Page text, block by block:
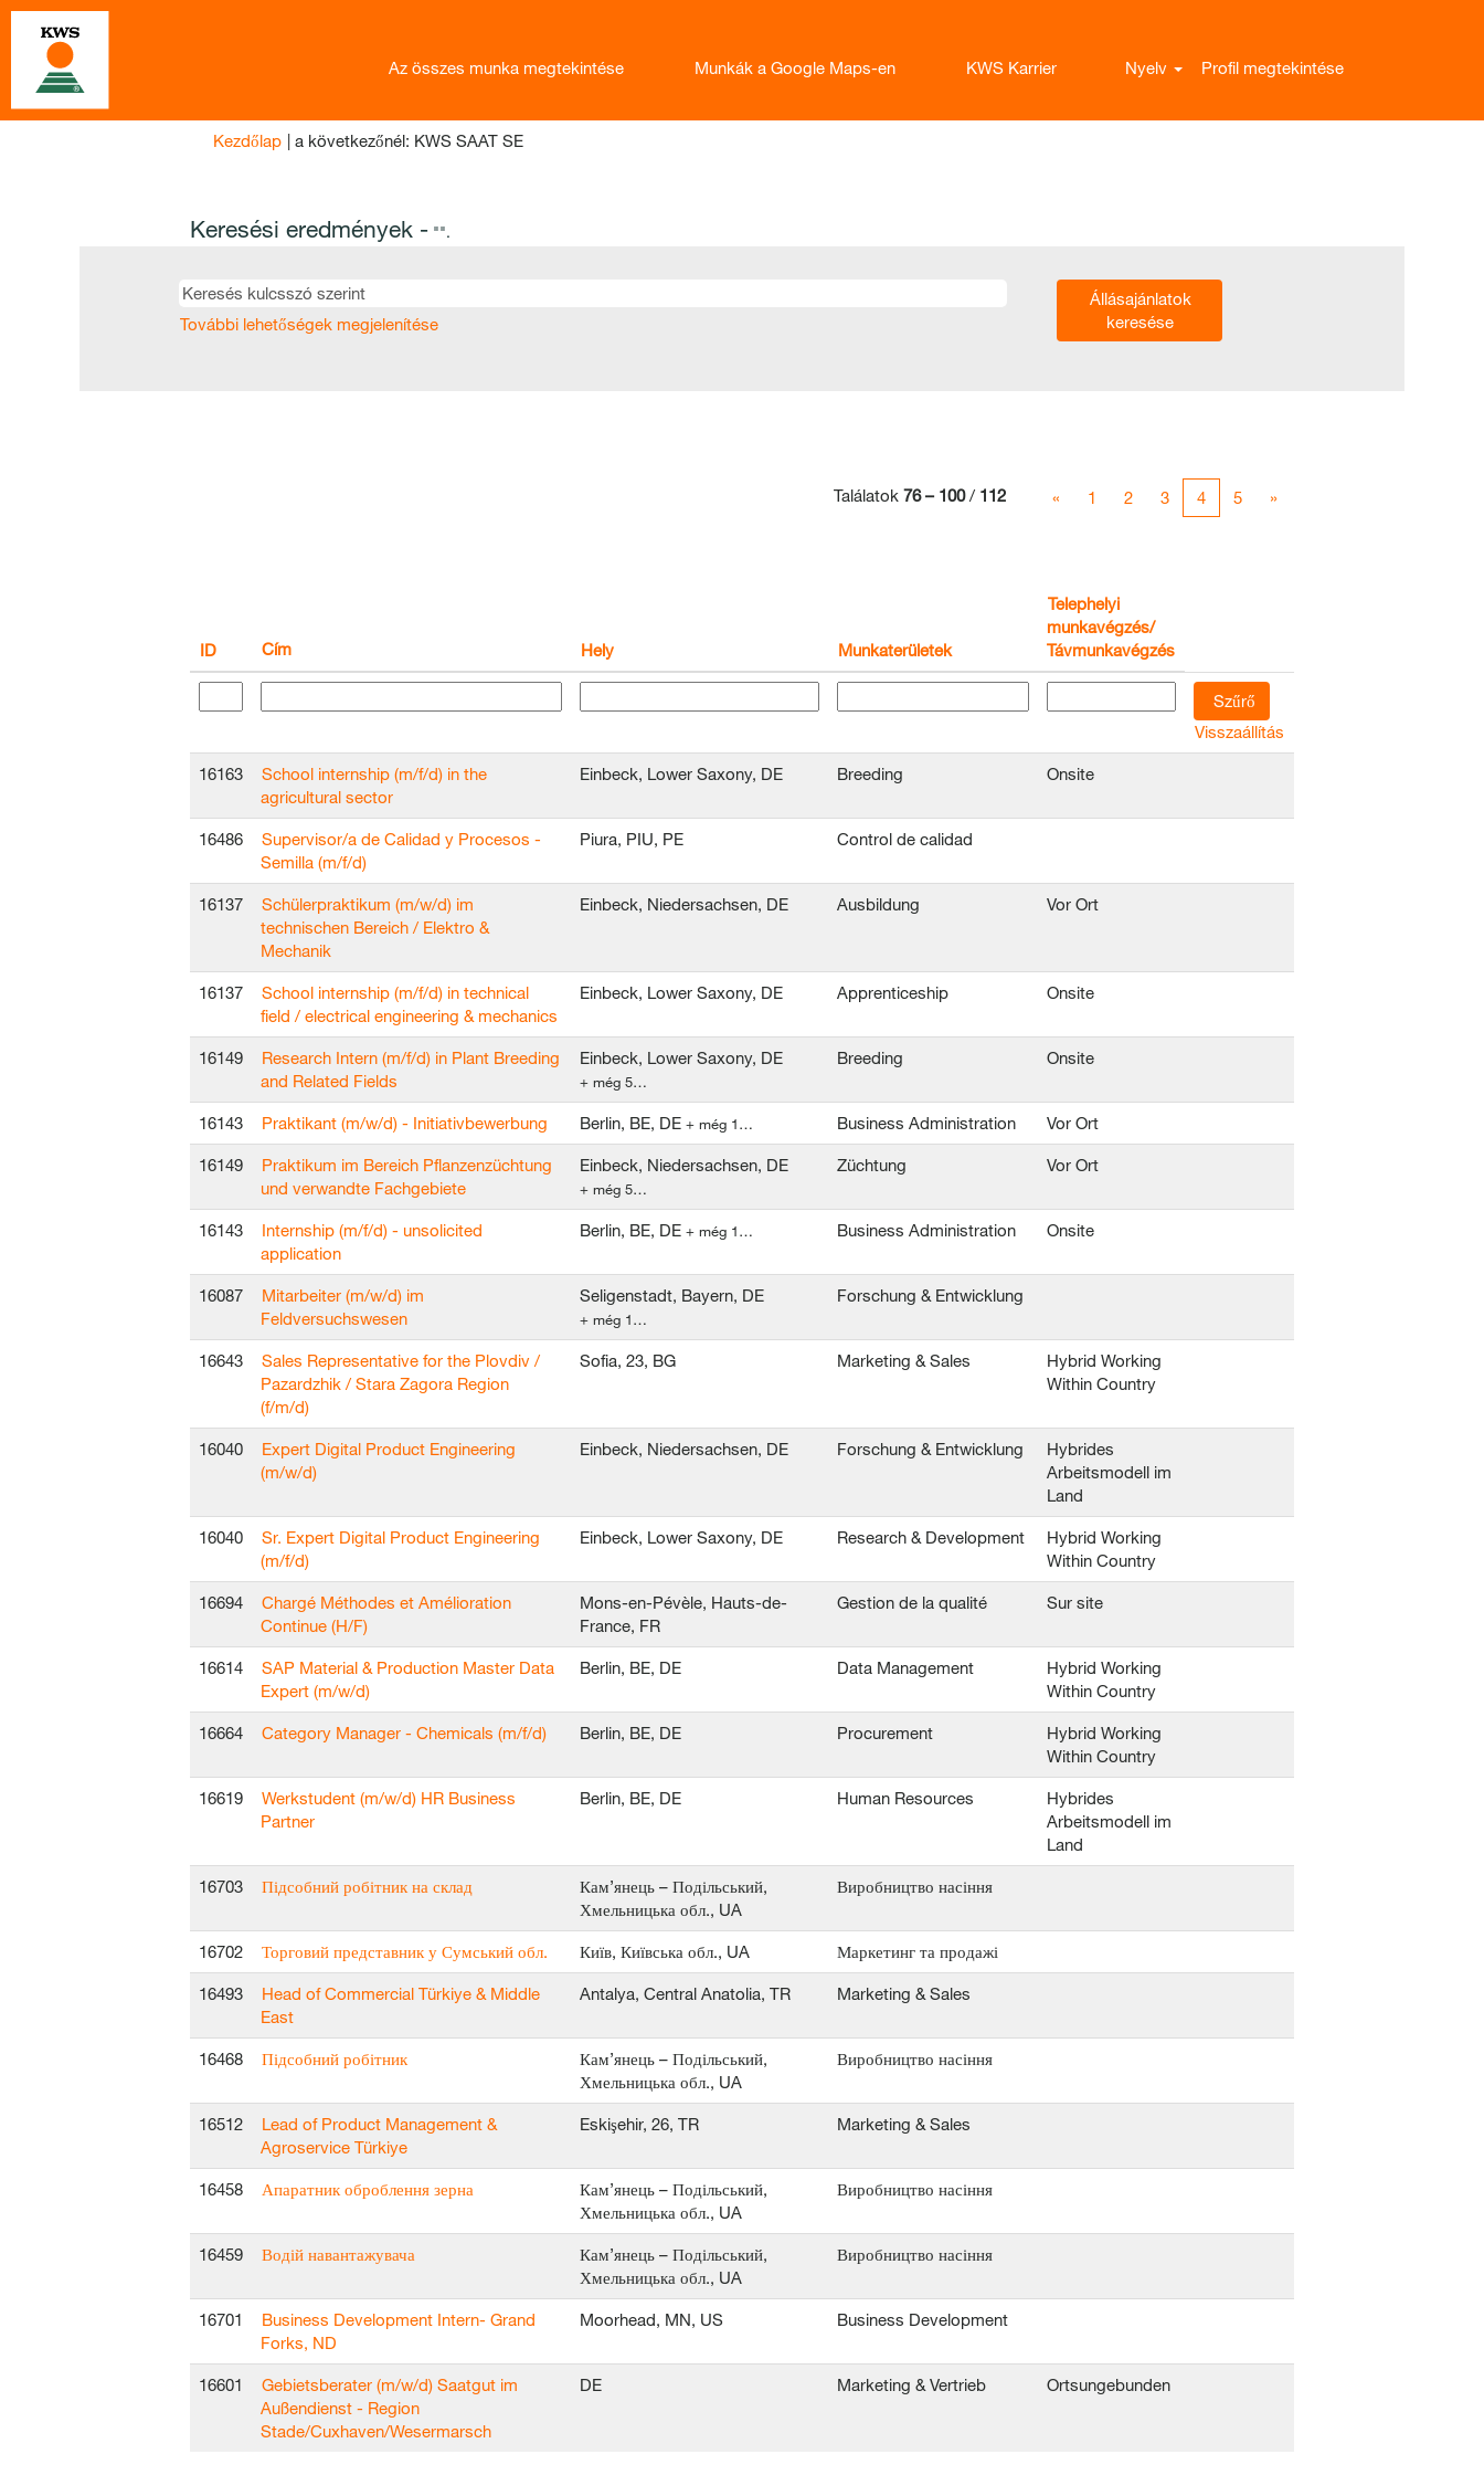
Az összes munka megtekintése Munkák a Google Maps-en KWS Karrier Nyelv Profil megtekintése
Kezdőlap | a következőnél: KWS SAAT SE(aktuális
Keresési eredmények - "".
További lehetőségek megjelenítése
Találatok 76 – 100/ 112 « 1 2 3 4 5 »
ID Cím Hely Munkaterületek
Telephelyi
munkavégzés/
Távmunkavégzés
Visszaállítás
16163
School internship (m/f/d) in the
agricultural sector
Einbeck, Lower Saxony, DE Breeding Onsite
16486
Supervisor/a de Calidad y Procesos -
Semilla (m/f/d)
Piura, PIU, PE Control de calidad
16137
Schülerpraktikum (m/w/d) im
technischen Bereich / Elektro &
Mechanik
Einbeck, Niedersachsen, DE Ausbildung Vor Ort
16137
School internship (m/f/d) in technical
field / electrical engineering & mechanics
Einbeck, Lower Saxony, DE Apprenticeship Onsite
16149
Research Intern (m/f/d) in Plant Breeding
and Related Fields
Einbeck, Lower Saxony, DE
+ még 5…
Breeding Onsite
16143 Praktikant (m/w/d) - Initiativbewerbung Berlin, BE, DE + még 1… Business Administration Vor Ort
16149
Praktikum im Bereich Pflanzenzüchtung
und verwandte Fachgebiete
Einbeck, Niedersachsen, DE
+ még 5…
Züchtung Vor Ort
16143
Internship (m/f/d) - unsolicited
application
Berlin, BE, DE + még 1… Business Administration Onsite
16087
Mitarbeiter (m/w/d) im
Feldversuchswesen
Seligenstadt, Bayern, DE
+ még 1…
Forschung & Entwicklung
16643
Sales Representative for the Plovdiv /
Pazardzhik / Stara Zagora Region
(f/m/d)
Sofia, 23, BG Marketing & Sales
Hybrid Working
Within Country
16040
Expert Digital Product Engineering
(m/w/d)
Einbeck, Niedersachsen, DE Forschung & Entwicklung
Hybrides
Arbeitsmodell im
Land
16040
Sr. Expert Digital Product Engineering
(m/f/d)
Einbeck, Lower Saxony, DE Research & Development
Hybrid Working
Within Country
16694
Chargé Méthodes et Amélioration
Continue (H/F)
Mons-en-Pévèle, Hauts-de-
France, FR
Gestion de la qualité Sur site
16614
SAP Material & Production Master Data
Expert (m/w/d)
Berlin, BE, DE Data Management
Hybrid Working
Within Country
16664 Category Manager - Chemicals (m/f/d) Berlin, BE, DE Procurement
Hybrid Working
Within Country
16619
Werkstudent (m/w/d) HR Business
Partner
Berlin, BE, DE Human Resources
Hybrides
Arbeitsmodell im
Land
16703 Підсобний робітник на склад
Кам’янець – Подільський,
Хмельницька обл., UA
Виробництво насіння
16702 Торговий представник у Сумський обл. Київ, Київська обл., UA Маркетинг та продажі
16493
Head of Commercial Türkiye & Middle
East
Antalya, Central Anatolia, TR Marketing & Sales
16468 Підсобний робітник
Кам’янець – Подільський,
Хмельницька обл., UA
Виробництво насіння
16512
Lead of Product Management &
Agroservice Türkiye
Eskişehir, 26, TR Marketing & Sales
16458 Апаратник оброблення зерна
Кам’янець – Подільський,
Хмельницька обл., UA
Виробництво насіння
16459 Водій навантажувача
Кам’янець – Подільський,
Хмельницька обл., UA
Виробництво насіння
16701
Business Development Intern- Grand
Forks, ND
Moorhead, MN, US Business Development
16601
Gebietsberater (m/w/d) Saatgut im
Außendienst - Region
Stade/Cuxhaven/Wesermarsch
DE Marketing & Vertrieb Ortsungebunden